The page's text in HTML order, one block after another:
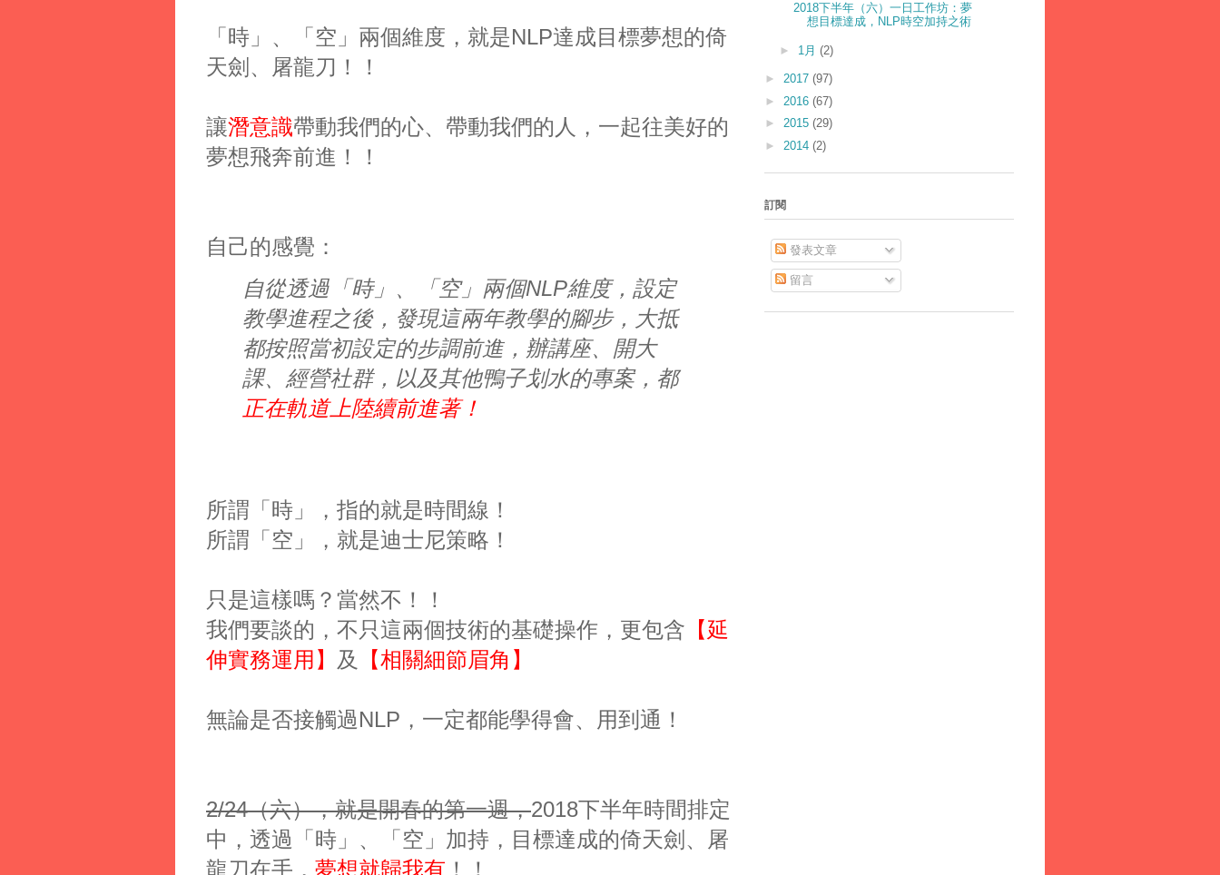
「時」、「空」兩個維度，就是NLP達成目標夢想的倚
天劍、屠龍刀！！
讓潛意識帶動我們的心、帶動我們的人，一起往美好的
夢想飛奔前進！！
自己的感覺：
自從透過「時」、「空」兩個NLP維度，設定
教學進程之後，發現這兩年教學的腳步，大抵
都按照當初設定的步調前進，辦講座、開大
課、經營社群，以及其他鴨子划水的專案，都
正在軌道上陸續前進著！
所謂「時」，指的就是時間線！
所謂「空」，就是迪士尼策略！
只是這樣嗎？當然不！！
我們要談的，不只這兩個技術的基礎操作，更包含 【延
伸實務運用】 及 【相關細節眉角】
無論是否接觸過NLP，一定都能學得會、用到通！
2/24（六），就是開春的第一週，2018下半年時間排定
中，透過「時」、「空」加持，目標達成的倚天劍、屠
龍刀在手， 夢想就歸我有 ！！
2018下半年（六）一日工作坊：夢
想目標達成，NLP時空加持之術
► 1月 (2)
► 2017 (97)
► 2016 (67)
► 2015 (29)
► 2014 (2)
訂閱
發表文章
留言